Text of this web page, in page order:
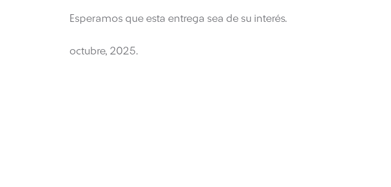
Esperamos que esta entrega sea de su interés.
octubre, 2025.